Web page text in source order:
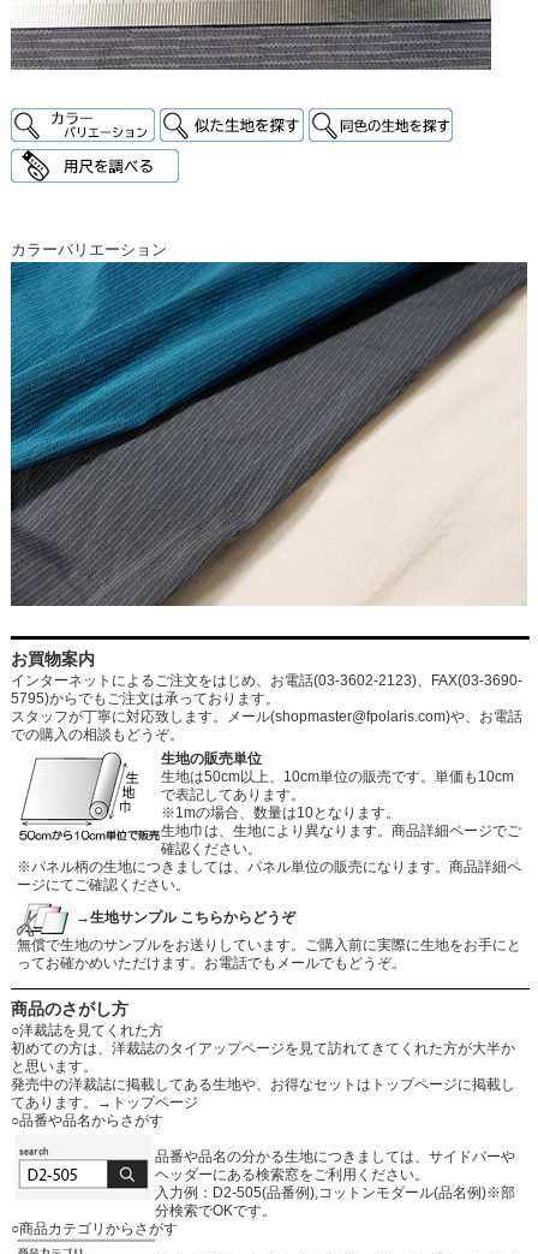
カラーバリエーション
お買物案内
インターネットによるご注文をはじめ、お電話(03-3602-2123)、FAX(03-3690-
5795)からでもご注文は承っております。
スタッフが丁寧に対応致します。メール(shopmaster@fpolaris.com)や、お電話
での購入の相談もどうぞ。
生地の販売単位
生地は50cm以上、10cm単位の販売です。単価も10cm
で表記してあります。
※1mの場合、数量は10となります。
生地巾は、生地により異なります。商品詳細ページでご
確認ください。
※パネル柄の生地につきましては、パネル単位の販売になります。商品詳細ペ
ージにてご確認ください。
→生地サンプル こちらからどうぞ
無償で生地のサンプルをお送りしています。ご購入前に実際に生地をお手にと
ってお確かめいただけます。お電話でもメールでもどうぞ。
商品のさがし方
○洋裁誌を見てくれた方
初めての方は、洋裁誌のタイアップページを見て訪れてきてくれた方が大半か
と思います。
発売中の洋裁誌に掲載してある生地や、お得なセットはトップページに掲載し
てあります。
→トップページ
○品番や品名からさがす
品番や品名の分かる生地につきましては、サイドバーや
ヘッダーにある検索窓をご利用ください。
入力例：D2-505(品番例),コットンモダール(品名例)※部
分検索でOKです。
○商品カテゴリからさがす